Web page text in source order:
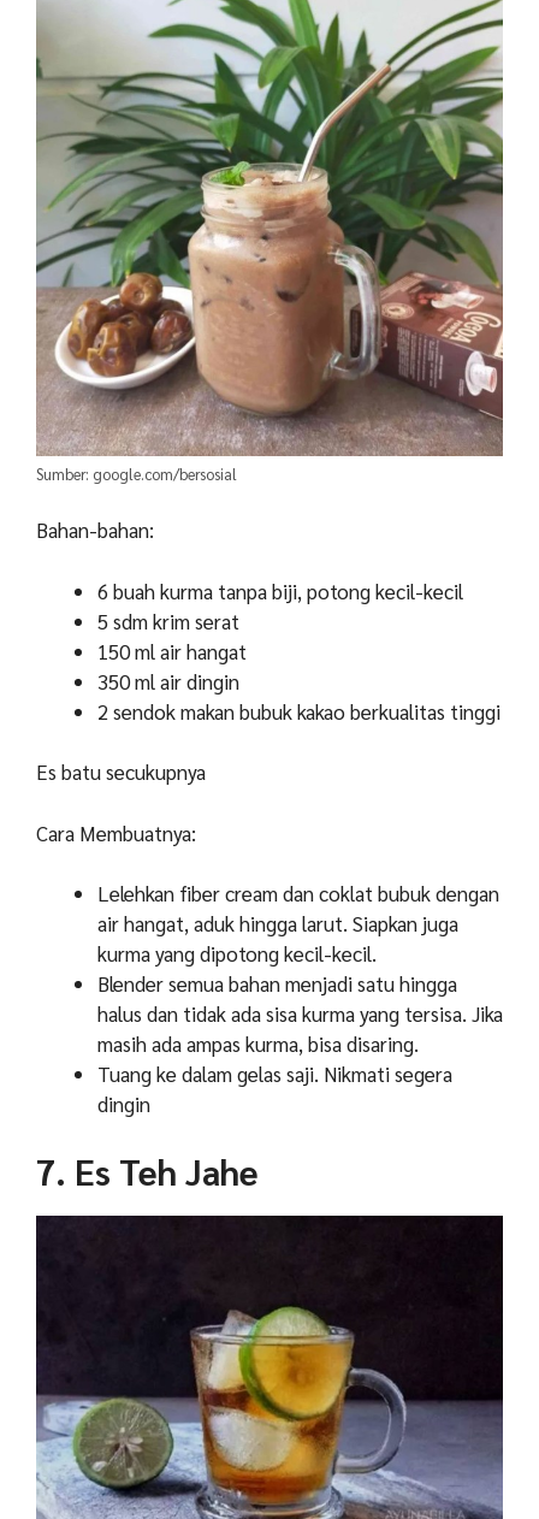
Sumber: google.com/bersosial
Bahan-bahan:
6 buah kurma tanpa biji, potong kecil-kecil
5 sdm krim serat
150 ml air hangat
350 ml air dingin
2 sendok makan bubuk kakao berkualitas tinggi
Es batu secukupnya
Cara Membuatnya:
Lelehkan fiber cream dan coklat bubuk dengan
air hangat, aduk hingga larut. Siapkan juga
kurma yang dipotong kecil-kecil.
Blender semua bahan menjadi satu hingga
halus dan tidak ada sisa kurma yang tersisa. Jika
masih ada ampas kurma, bisa disaring.
Tuang ke dalam gelas saji. Nikmati segera
dingin
7. Es Teh Jahe